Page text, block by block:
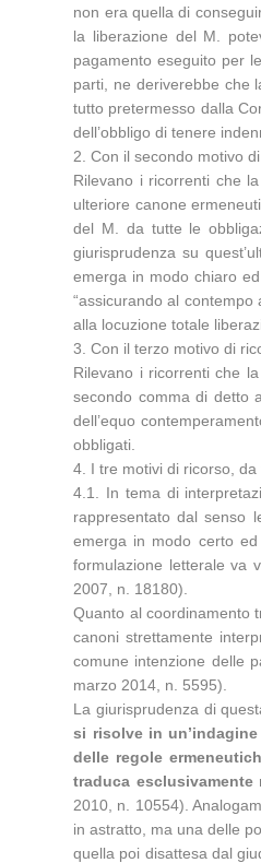
non era quella di
la liberazione del M.
pagamento eseguito per
parti, ne deriverebbe che
tutto pretermesso dalla
dell’obbligo di tenere
2. Con il secondo motivo
Rilevano i ricorrenti che
ulteriore canone
del M. da tutte le
giurisprudenza su
emerga in modo chiaro
“assicurando al
alla locuzione totale
3. Con il terzo motivo di
Rilevano i ricorrenti che
secondo comma di detto
dell’equo
obbligati.
4. I tre motivi di ricorso,
4.1. In tema di
rappresentato dal senso
emerga in modo certo
formulazione letterale va
2007, n. 18180).
Quanto al coordinamento
canoni strettamente
comune intenzione delle
marzo 2014, n. 5595).
La giurisprudenza di
si risolve in
delle regole
traduca
2010, n. 10554).
in astratto, ma una delle
quella poi disattesa dal